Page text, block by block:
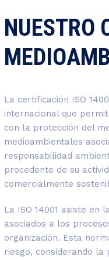
NUESTRO
La certificación ISO
internacional que
con la protección del
medioambientales
responsabilidad
procedente de su
comercialmente
La ISO 14001 asiste en
asociados a los
organización. Esta
riesgo, considerando